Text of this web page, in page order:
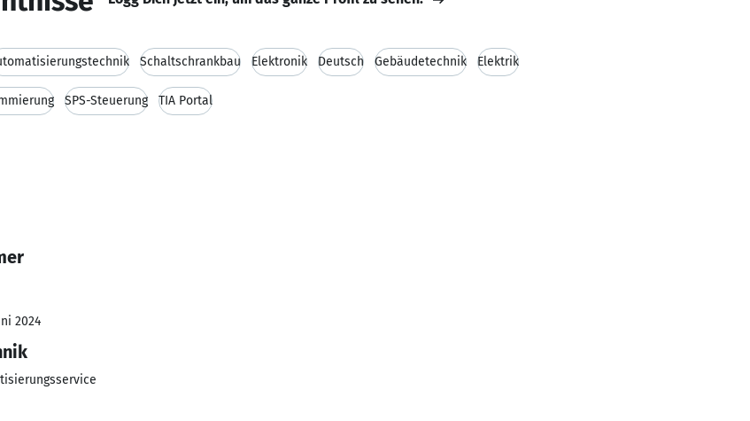
Schaltschrankbau Elektronik Deutsch Gebäudetechnik Elektrik
SPS-Steuerung TIA Portal
2024